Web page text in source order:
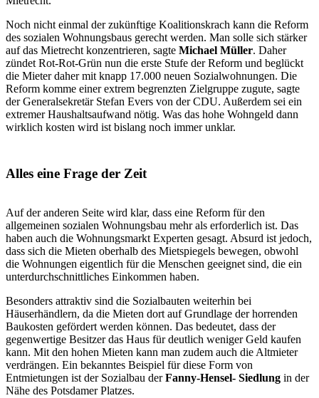
Noch nicht einmal der zukünftige Koalitionskrach kann die Reform
des sozialen Wohnungsbaus gerecht werden. Man solle sich stärker
auf das Mietrecht konzentrieren, sagte Michael Müller. Daher
zündet Rot-Rot-Grün nun die erste Stufe der Reform und beglückt
die Mieter daher mit knapp 17.000 neuen Sozialwohnungen. Die
Reform komme einer extrem begrenzten Zielgruppe zugute, sagte
der Generalsekretär Stefan Evers von der CDU. Außerdem sei ein
extremer Haushaltsaufwand nötig. Was das hohe Wohngeld dann
wirklich kosten wird ist bislang noch immer unklar.
Alles eine Frage der Zeit
Auf der anderen Seite wird klar, dass eine Reform für den
allgemeinen sozialen Wohnungsbau mehr als erforderlich ist. Das
haben auch die Wohnungsmarkt Experten gesagt. Absurd ist jedoch,
dass sich die Mieten oberhalb des Mietspiegels bewegen, obwohl
die Wohnungen eigentlich für die Menschen geeignet sind, die ein
unterdurchschnittliches Einkommen haben.
Besonders attraktiv sind die Sozialbauten weiterhin bei
Häuserhändlern, da die Mieten dort auf Grundlage der horrenden
Baukosten gefördert werden können. Das bedeutet, dass der
gegenwertige Besitzer das Haus für deutlich weniger Geld kaufen
kann. Mit den hohen Mieten kann man zudem auch die Altmieter
verdrängen. Ein bekanntes Beispiel für diese Form von
Entmietungen ist der Sozialbau derFanny-Hensel- Siedlung in der
Nähe des Potsdamer Platzes.